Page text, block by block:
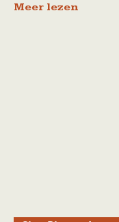
Meer lezen